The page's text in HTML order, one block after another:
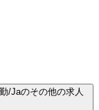
/Jaのその他の求人